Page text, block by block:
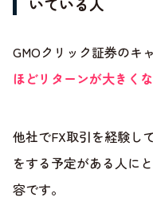
GMOクリック証券のキ
ほどリターンが大きく
他社でFX取引を経験し
をする予定がある人に
容です。